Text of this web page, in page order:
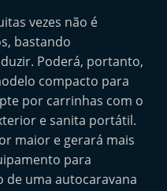
vezes não é
bastando
Poderá, portanto,
compacto para
por carrinhas com o
e sanita portátil.
maior e gerará mais
para
uma autocaravana